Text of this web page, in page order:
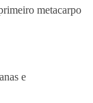
metacarpo
e